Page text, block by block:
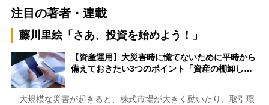
注目の著者・連載
藤川里絵「さあ、投資を始めよう！」
【資産運用】大災害時に慌てないために平時から
備えておきたい3つのポイント「資産の棚卸し…
大規模な災害が起きると、株式市場が大きく動いたり、取引環